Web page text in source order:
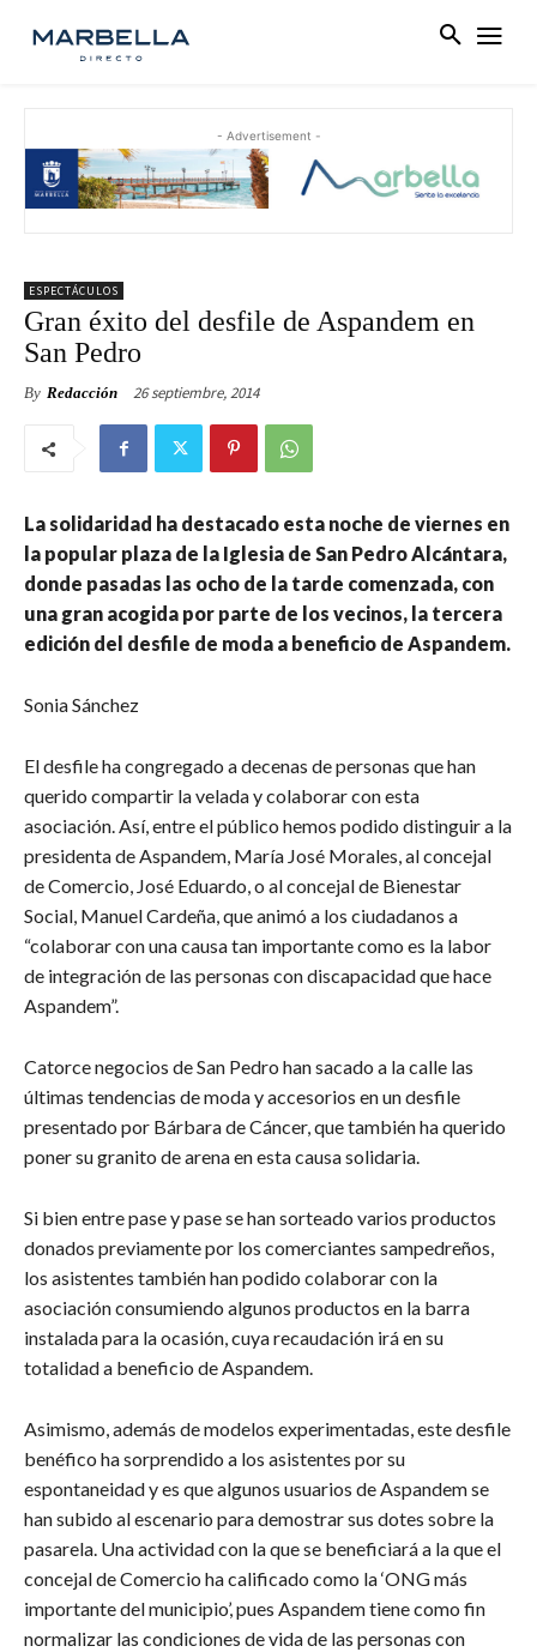
- Advertisement -
ESPECTÁCULOS
Gran éxito del desfile de Aspandem en
San Pedro
By Redacción 26 septiembre, 2014
La solidaridad ha destacado esta noche de viernes en
la popular plaza de la Iglesia de San Pedro Alcántara,
donde pasadas las ocho de la tarde comenzada, con
una gran acogida por parte de los vecinos, la tercera
edición del desfile de moda a beneficio de Aspandem.
Sonia Sánchez
El desfile ha congregado a decenas de personas que han
querido compartir la velada y colaborar con esta
asociación. Así, entre el público hemos podido distinguir a la
presidenta de Aspandem, María José Morales, al concejal
de Comercio, José Eduardo, o al concejal de Bienestar
Social, Manuel Cardeña, que animó a los ciudadanos a
“colaborar con una causa tan importante como es la labor
de integración de las personas con discapacidad que hace
Aspandem”.
Catorce negocios de San Pedro han sacado a la calle las
últimas tendencias de moda y accesorios en un desfile
presentado por Bárbara de Cáncer, que también ha querido
poner su granito de arena en esta causa solidaria.
Si bien entre pase y pase se han sorteado varios productos
donados previamente por los comerciantes sampedreños,
los asistentes también han podido colaborar con la
asociación consumiendo algunos productos en la barra
instalada para la ocasión, cuya recaudación irá en su
totalidad a beneficio de Aspandem.
Asimismo, además de modelos experimentadas, este desfile
benéfico ha sorprendido a los asistentes por su
espontaneidad y es que algunos usuarios de Aspandem se
han subido al escenario para demostrar sus dotes sobre la
pasarela. Una actividad con la que se beneficiará a la que el
concejal de Comercio ha calificado como la ‘ONG más
importante del municipio’, pues Aspandem tiene como fin
normalizar las condiciones de vida de las personas con